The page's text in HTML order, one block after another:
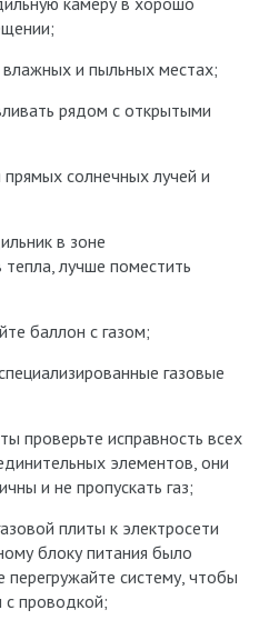
и пыльных местах;
рядом с открытыми
солнечных лучей и
в зоне
тепла, лучше поместить
баллон с газом;
газовые
проверьте исправность всех
элементов, они
и не пропускать газ;
плиты к электросети
блоку питания было
систему, чтобы
с проводкой;